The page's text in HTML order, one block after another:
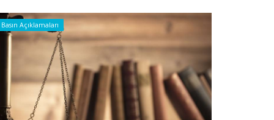
Basın Açıklamaları